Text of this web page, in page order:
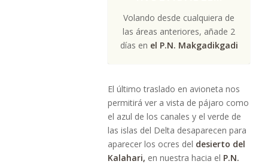
Volando desde cualquiera de
las áreas anteriores, añade 2
días en el P.N. Makgadikgadi
El último traslado en avioneta nos
permitirá ver a vista de pájaro como
el azul de los canales y el verde de
las islas del Delta desaparecen para
aparecer los ocres del desierto del
Kalahari, en nuestra hacia el P.N.